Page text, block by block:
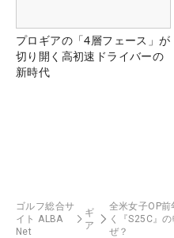
プロギアの「4層フェース」が
切り開く高初速ドライバーの
新時代
ゴルフ総合サ
イト ALBA
Net
ギ
ア
全米女子OP
く『S25C』
ぜ？